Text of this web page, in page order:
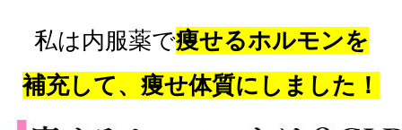
私は内服薬で痩せるホルモンを
補充して、痩せ体質にしました！